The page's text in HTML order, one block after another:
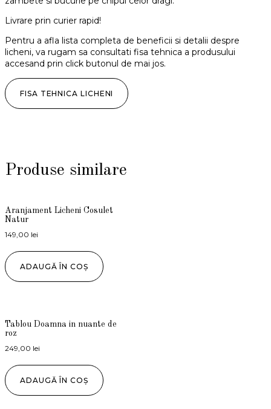
Livrare prin curier rapid!
Pentru a afla lista completa de beneficii si detalii despre
licheni, va rugam sa consultati fisa tehnica a produsului
accesand prin click butonul de mai jos.
FISA TEHNICA LICHENI
Produse similare
Aranjament Licheni Cosulet
Natur
149,00 lei
ADAUGĂ ÎN COȘ
Tablou Doamna in nuante de
roz
249,00 lei
ADAUGĂ ÎN COȘ